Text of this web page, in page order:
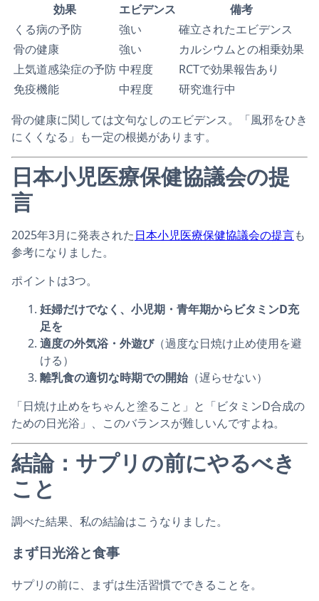
効果
エビデンス
備考
くる病の予防
強い
確立されたエビデンス
骨の健康
強い
カルシウムとの相乗効果
上気道感染症の予防 中程度
RCTで効果報告あり
免疫機能
中程度
研究進行中
骨の健康に関しては文句なしのエビデンス。「風邪をひき
にくくなる」も一定の根拠があります。
日本小児医療保健協議会の提
言
2025年3月に発表された日本小児医療保健協議会の提言も
参考になりました。
ポイントは3つ。
妊婦だけでなく、小児期・青年期からビタミンD充
足を
適度の外気浴・外遊び（過度な日焼け止め使用を避
ける）
離乳食の適切な時期での開始（遅らせない）
「日焼け止めをちゃんと塗ること」と「ビタミンD合成の
ための日光浴」、このバランスが難しいんですよね。
結論：サプリの前にやるべき
こと
調べた結果、私の結論はこうなりました。
まず日光浴と食事
サプリの前に、まずは生活習慣でできることを。